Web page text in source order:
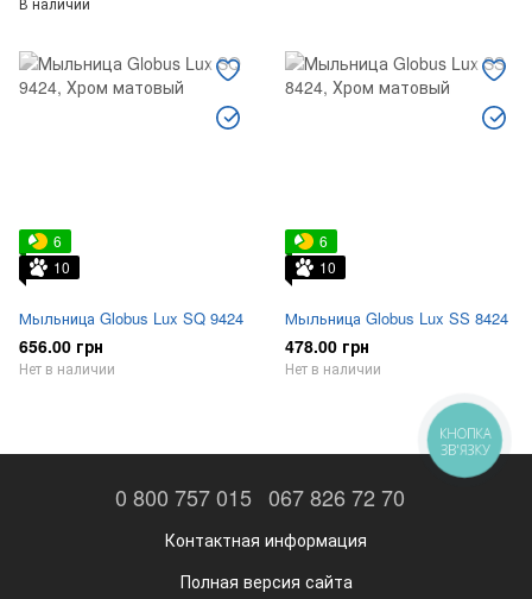
6
10
Мыльница Globus Lux SQ 9424
656.00 грн
Нет в наличии
6
10
Мыльница Globus Lux SS 8424
478.00 грн
Нет в наличии
0 800 757 015 067 826 72 70
Контактная информация
Полная версия сайта
КНОПКА
ЗВ'ЯЗКУ